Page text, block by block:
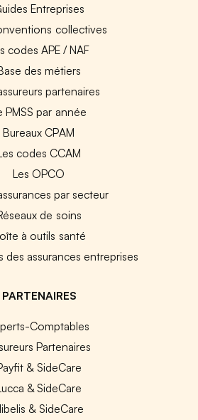
Entreprises
collectives
codes APE / NAF
des métiers
partenaires
PMSS par année
Bureaux CPAM
codes CCAM
Les OPCO
par secteur
de soins
à outils santé
des assurances entreprises
PARTENAIRES
Comptables
Partenaires
& SideCare
& SideCare
& SideCare